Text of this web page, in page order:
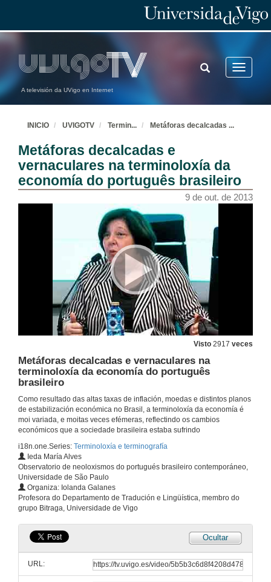
A televisión da UVigo en Internet
Toggle
TOGGLE
SEARCH
INICIO UVIGOTV Termin... Metáforas decalcadas ...
Metáforas decalcadas e
vernaculares na terminoloxía da
economía do português brasileiro
9 de out. de 2013
Visto 2917 veces
Metáforas decalcadas e vernaculares na
terminoloxía da economía do português
brasileiro
Como resultado das altas taxas de inflación, moedas e distintos planos
de estabilización económica no Brasil, a terminoloxía da economía é
moi variada, e moitas veces efémeras, reflectindo os cambios
económicos que a sociedade brasileira estaba sufrindo
i18n.one.Series: Terminoloxía e terminografía
Ieda María Alves
Observatorio de neoloxismos do portugués brasileiro contemporáneo,
Universidade de São Paulo
Organiza: Iolanda Galanes
Profesora do Departamento de Tradución e Lingüística, membro do
grupo Bitraga, Universidade de Vigo
Ocultar
URL:
16 de set. de 2019